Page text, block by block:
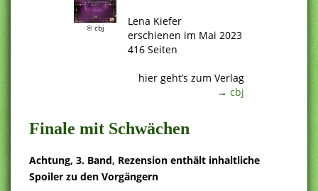
© cbj
Lena Kiefer
erschienen im Mai 2023
416 Seiten
hier geht’s zum Verlag
→ cbj
Finale mit Schwächen
Achtung, 3. Band, Rezension enthält inhaltliche
Spoiler zu den Vorgängern